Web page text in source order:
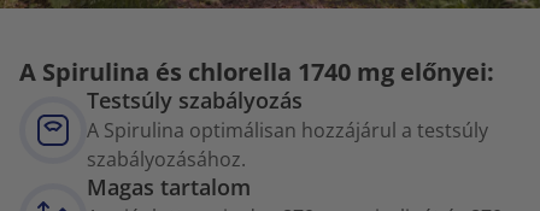
A Spirulina és chlorella 1740 mg előnyei:
Testsúly szabályozás
A Spirulina optimálisan hozzájárul a testsúly
szabályozásához.
Magas tartalom